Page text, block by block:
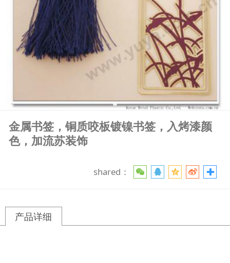
金属书签，铜质咬板镀镍书签，入烤漆颜
色，加流苏装饰
shared：
产品详细